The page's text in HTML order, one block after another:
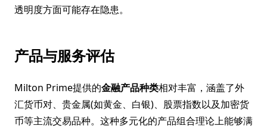
透明度方面可能存在隐患。
产品与服务评估
Milton Prime提供的金融产品种类相对丰富，涵盖了外
汇货币对、贵金属(如黄金、白银)、股票指数以及加密货
币等主流交易品种。这种多元化的产品组合理论上能够满